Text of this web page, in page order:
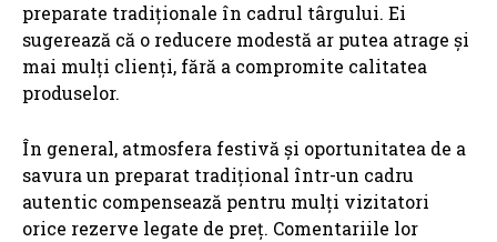
preparate tradiționale în cadrul târgului. Ei
sugerează că o reducere modestă ar putea atrage și
mai mulți clienți, fără a compromite calitatea
produselor.
În general, atmosfera festivă și oportunitatea de a
savura un preparat tradițional într-un cadru
autentic compensează pentru mulți vizitatori
orice rezerve legate de preț. Comentariile lor